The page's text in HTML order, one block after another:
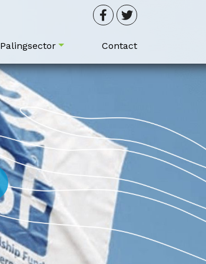
Palingsector Contact